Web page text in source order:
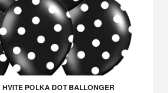
HVITE POLKA DOT BALLONGER